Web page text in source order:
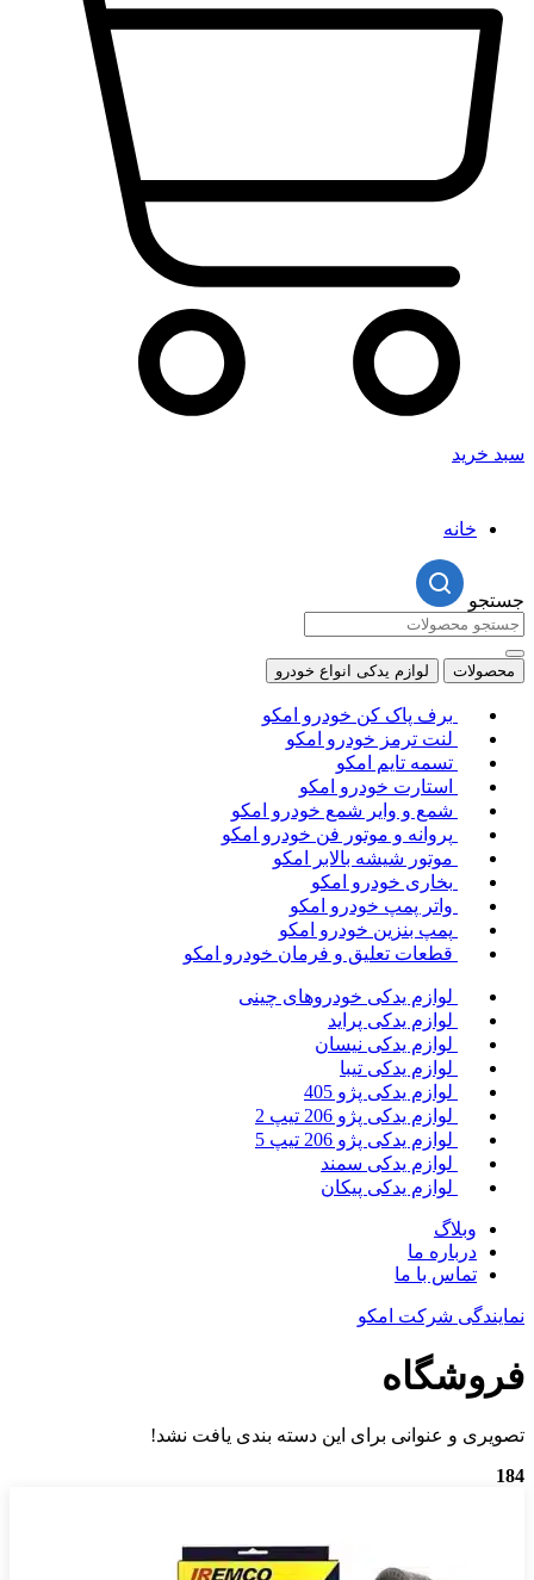
سبد خرید
خانه
جستجو
محصولات لوازم یدکی انواع خودرو
برف پاک کن خودرو امکو
لنت ترمز خودرو امکو
تسمه تایم امکو
استارت خودرو امکو
شمع و وایر شمع خودرو امکو
پروانه و موتور فن خودرو امکو
موتور شیشه بالابر امکو
بخاری خودرو امکو
واتر پمپ خودرو امکو
پمپ بنزین خودرو امکو
قطعات تعلیق و فرمان خودرو امکو
لوازم یدکی خودروهای چینی
لوازم یدکی پراید
لوازم یدکی نیسان
لوازم یدکی تیبا
لوازم یدکی پژو 405
لوازم یدکی پژو 206 تیپ 2
لوازم یدکی پژو 206 تیپ 5
لوازم یدکی سمند
لوازم یدکی پیکان
وبلاگ
درباره ما
تماس با ما
نمایندگی شرکت امکو
فروشگاه
تصویری و عنوانی برای این دسته بندی یافت نشد!
184